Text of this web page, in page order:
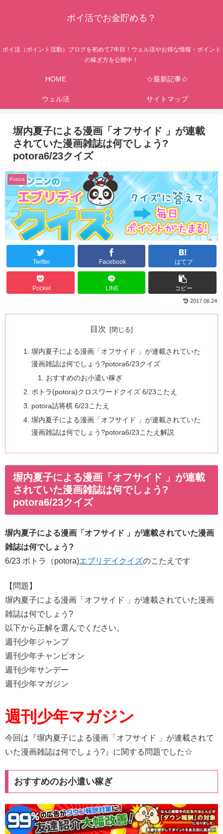
ポイ活でお金貯める？
ポイ活（ポイント活動）ブログを初めて7年目！ウェル活やお得な情報・ポイント
の稼ぎ方を公開中！
HOME ☆最新記事☆
ウェル活 サイトマップ
塀内夏子による漫画「オフサイド 」が連載
されていた漫画雑誌は何でしょう?
potora6/23クイズ
Potora
Twitter Facebook はてブ
Pocket LINE コピー
2017.06.24
目次
塀内夏子による漫画「オフサイド 」が連載されていた
漫画雑誌は何でしょう?potora6/23クイズ
おすすめのお小遣い稼ぎ
ポトラ(potora)クロスワードクイズ 6/23こたえ
potora詰将棋 6/23こたえ
塀内夏子による漫画「オフサイド 」が連載されていた
漫画雑誌は何でしょう?potora6/23こたえ解説
塀内夏子による漫画「オフサイド 」が連載
されていた漫画雑誌は何でしょう?
potora6/23クイズ
塀内夏子による漫画「オフサイド 」が連載されていた漫画
雑誌は何でしょう?
6/23 ポトラ（potora)エブリデイクイズのこたえです
【問題】
塀内夏子による漫画「オフサイド 」が連載されていた漫画
雑誌は何でしょう?
以下から正解を選んでください。
週刊少年ジャンプ
週刊少年チャンピオン
週刊少年サンデー
週刊少年マガジン
週刊少年マガジン
今回は『塀内夏子による漫画「オフサイド 」が連載されて
いた漫画雑誌は何でしょう?』に関する問題でした☆
おすすめのお小遣い稼ぎ